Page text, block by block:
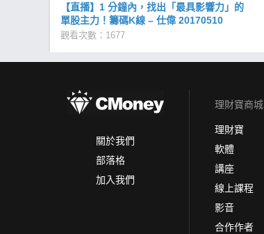
【直播】1 分鐘內，找出「最具影響力」的
單股主力！籌碼K線 – 仕偉 20170510
觀看次數：1677
關於我們
部落格
加入我們
理財寶商城
理財寶
軟體
講座
線上課程
影音
合作作者